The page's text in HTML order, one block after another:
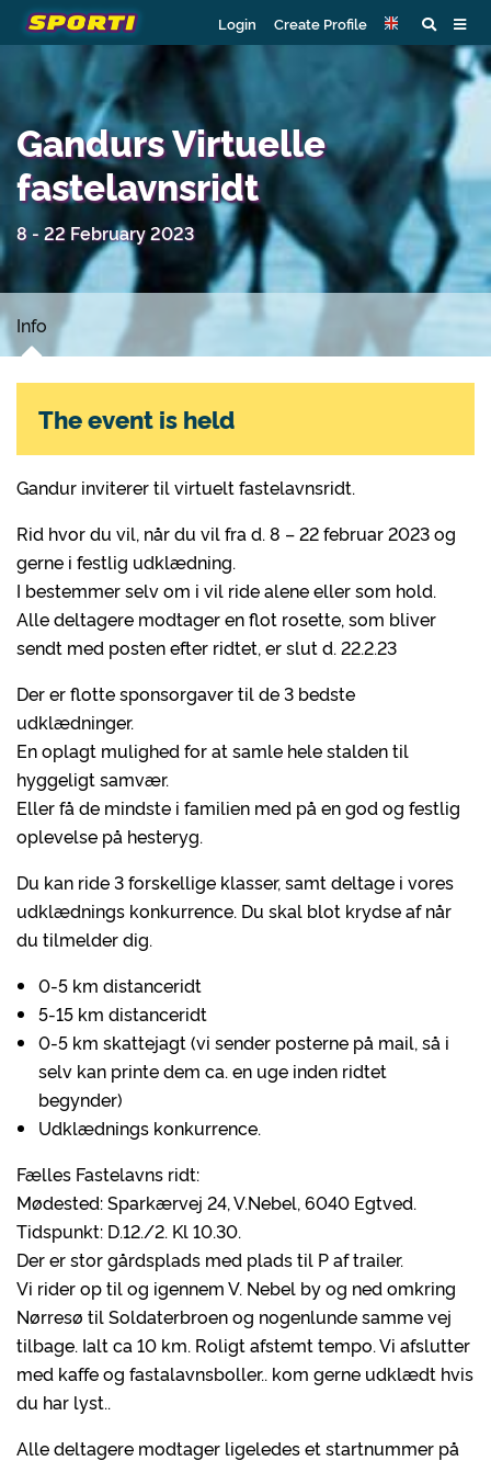
Login Create Profile
Gandurs Virtuelle
fastelavnsridt
8 - 22 February 2023
Info
Gandur inviterer til virtuelt fastelavnsridt.
Rid hvor du vil, når du vil fra d. 8 – 22 februar 2023 og
gerne i festlig udklædning.
I bestemmer selv om i vil ride alene eller som hold.
Alle deltagere modtager en flot rosette, som bliver
sendt med posten efter ridtet, er slut d. 22.2.23
Der er flotte sponsorgaver til de 3 bedste
udklædninger.
En oplagt mulighed for at samle hele stalden til
hyggeligt samvær.
Eller få de mindste i familien med på en god og festlig
oplevelse på hesteryg.
Du kan ride 3 forskellige klasser, samt deltage i vores
udklædnings konkurrence. Du skal blot krydse af når
du tilmelder dig.
0-5 km distanceridt
5-15 km distanceridt
0-5 km skattejagt (vi sender posterne på mail, så i
selv kan printe dem ca. en uge inden ridtet
begynder)
Udklædnings konkurrence.
Fælles Fastelavns ridt:
Mødested: Sparkærvej 24, V.Nebel, 6040 Egtved.
Tidspunkt: D.12./2. Kl 10.30.
Der er stor gårdsplads med plads til P af trailer.
Vi rider op til og igennem V. Nebel by og ned omkring
Nørresø til Soldaterbroen og nogenlunde samme vej
tilbage. Ialt ca 10 km. Roligt afstemt tempo. Vi afslutter
med kaffe og fastalavnsboller.. kom gerne udklædt hvis
du har lyst..
Alle deltagere modtager ligeledes et startnummer på
The event is held